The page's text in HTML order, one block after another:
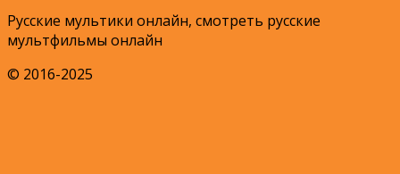
Русские мультики онлайн, смотреть русские
мультфильмы онлайн
© 2016-2025